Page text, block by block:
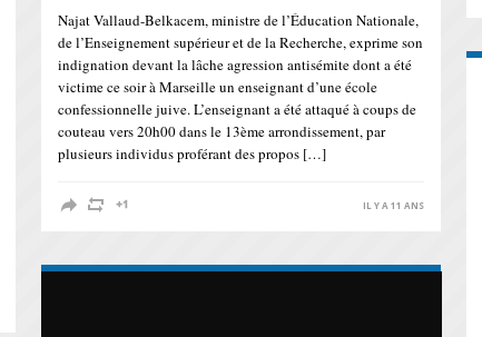
Najat Vallaud-Belkacem, ministre de l’Éducation Nationale,
de l’Enseignement supérieur et de la Recherche, exprime son
indignation devant la lâche agression antisémite dont a été
victime ce soir à Marseille un enseignant d’une école
confessionnelle juive. L’enseignant a été attaqué à coups de
couteau vers 20h00 dans le 13ème arrondissement, par
plusieurs individus proférant des propos […]
IL Y A 11 ANS